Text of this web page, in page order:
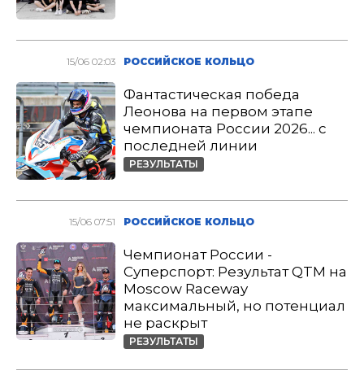
15/06 02:03 РОССИЙСКОЕ КОЛЬЦО
Фантастическая победа
Леонова на первом этапе
чемпионата России 2026... с
последней линии
РЕЗУЛЬТАТЫ
15/06 07:51 РОССИЙСКОЕ КОЛЬЦО
Чемпионат России -
Суперспорт: Результат QTM на
Moscow Raceway
максимальный, но потенциал
не раскрыт
РЕЗУЛЬТАТЫ